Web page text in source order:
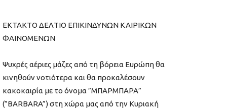
ΕΚΤΑΚΤΟ ΔΕΛΤΙΟ ΕΠΙΚΙΝΔΥΝΩΝ ΚΑΙΡΙΚΩΝ
ΦΑΙΝΟΜΕΝΩΝ
Ψυχρές αέριες μάζες από τη βόρεια Ευρώπη θα
κινηθούν νοτιότερα και θα προκαλέσουν
κακοκαιρία με το όνομα ”ΜΠΑΡΜΠΑΡΑ”
(”BARBARA”) στη χώρα μας από την Κυριακή